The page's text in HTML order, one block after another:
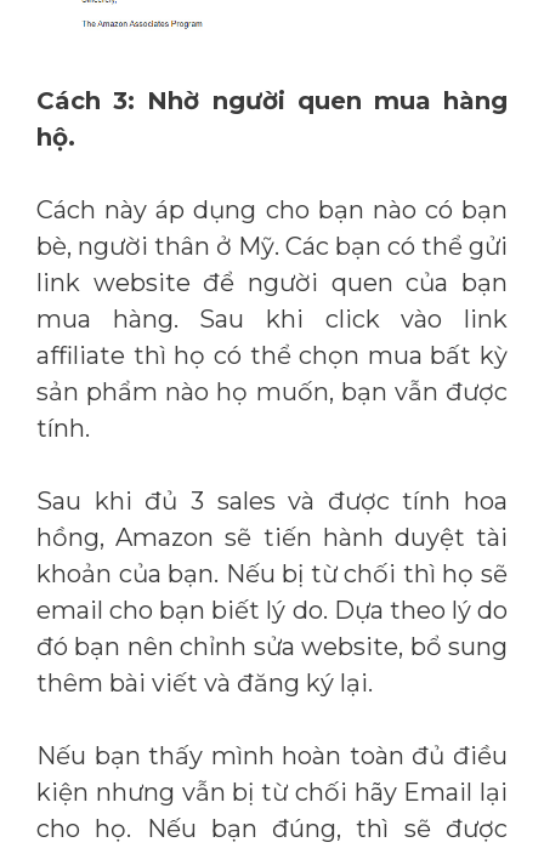
Cách 3: Nhờ người quen mua hàng
hộ.
Cách này áp dụng cho bạn nào có bạn
bè, người thân ở Mỹ. Các bạn có thể gửi
link website để người quen của bạn
mua hàng. Sau khi click vào link
affiliate thì họ có thể chọn mua bất kỳ
sản phẩm nào họ muốn, bạn vẫn được
tính.
Sau khi đủ 3 sales và được tính hoa
hồng, Amazon sẽ tiến hành duyệt tài
khoản của bạn. Nếu bị từ chối thì họ sẽ
email cho bạn biết lý do. Dựa theo lý do
đó bạn nên chỉnh sửa website, bổ sung
thêm bài viết và đăng ký lại.
Nếu bạn thấy mình hoàn toàn đủ điều
kiện nhưng vẫn bị từ chối hãy Email lại
cho họ. Nếu bạn đúng, thì sẽ được